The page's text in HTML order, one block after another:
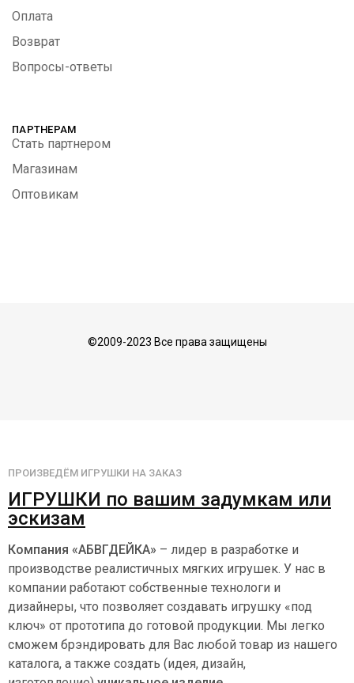
Оплата
Возврат
Вопросы-ответы
ПАРТНЕРАМ
Стать партнером
Магазинам
Оптовикам
©2009-2023 Все права защищены
ПРОИЗВЕДЁМ ИГРУШКИ НА ЗАКАЗ
ИГРУШКИ по вашим задумкам или
эскизам
Компания «АБВГДЕЙКА» – лидер в разработке и
производстве реалистичных мягких игрушек. У нас в
компании работают собственные технологи и
дизайнеры, что позволяет создавать игрушку «под
ключ» от прототипа до готовой продукции. Мы легко
сможем брэндировать для Вас любой товар из нашего
каталога, а также создать (идея, дизайн,